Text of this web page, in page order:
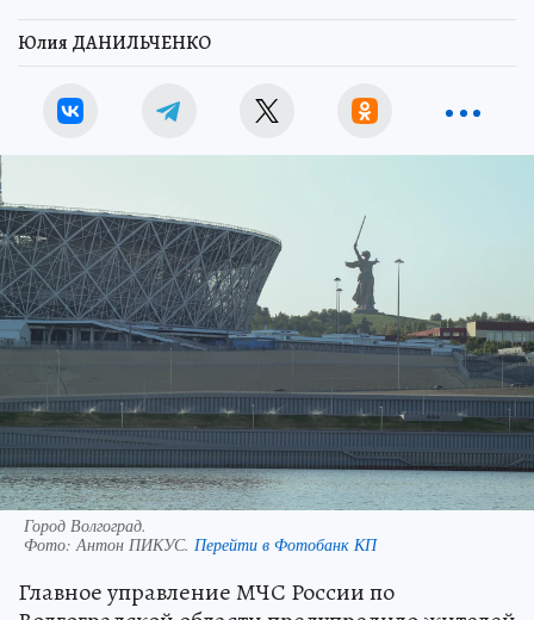
Юлия ДАНИЛЬЧЕНКО
Город Волгоград.
Фото:Антон ПИКУС. Перейти в Фотобанк КП
Главное управление МЧС России по